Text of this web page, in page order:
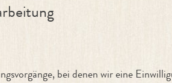
bei denen wir eine